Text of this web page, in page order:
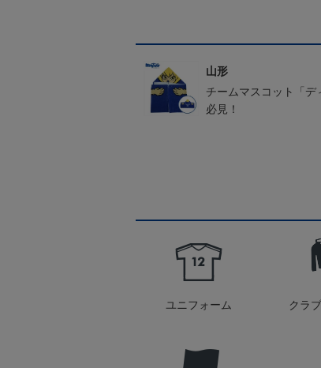
山形
チームマスコット「デ
必見！
ユニフォーム クラ